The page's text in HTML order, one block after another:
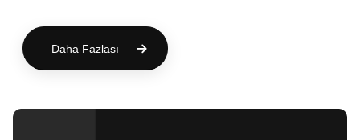
Daha Fazlası